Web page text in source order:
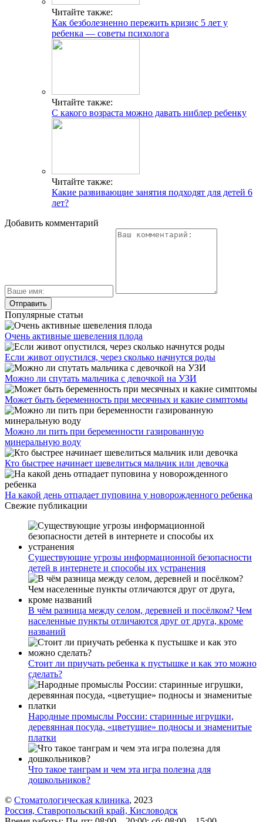
Читайте также:
Как безболезненно пережить кризис 5 лет у
ребенка — советы психолога
Читайте также:
С какого возраста можно давать ниблер ребенку
Читайте также:
Какие развивающие занятия подходят для детей 6
лет?
Добавить комментарий
Популярные статьи
Очень активные шевеления плода
Если живот опустился, через сколько начнутся роды
Можно ли спутать мальчика с девочкой на УЗИ
Может быть беременность при месячных и какие симптомы
Можно ли пить при беременности газированную
минеральную воду
Кто быстрее начинает шевелиться мальчик или девочка
На какой день отпадает пуповина у новорожденного ребенка
Свежие публикации
Существующие угрозы информационной безопасности
детей в интернете и способы их устранения
В чём разница между селом, деревней и посёлком? Чем
населенные пункты отличаются друг от друга, кроме
названий
Стоит ли приучать ребенка к пустышке и как это можно
сделать?
Народные промыслы России: старинные игрушки,
деревянная посуда, «цветущие» подносы и знаменитые
платки
Что такое танграм и чем эта игра полезна для
дошкольников?
© Стоматологическая клиника, 2023
Россия, Ставропольский край, Кисловодск